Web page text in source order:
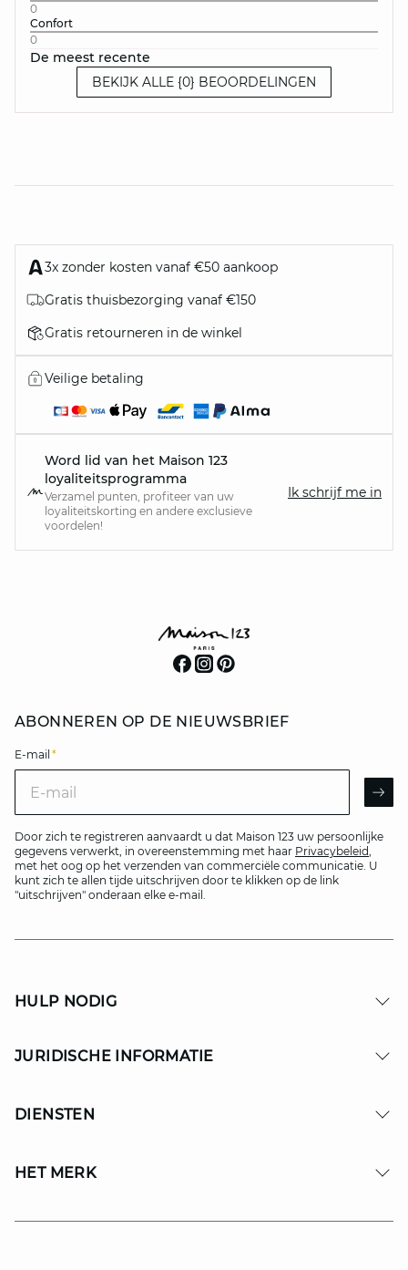
0
Confort
0
De meest recente
BEKIJK ALLE {0} BEOORDELINGEN
3x zonder kosten vanaf €50 aankoop
Gratis thuisbezorging vanaf €150
Gratis retourneren in de winkel
Veilige betaling
Word lid van het Maison 123
loyaliteitsprogramma
Verzamel punten, profiteer van uw
loyaliteitskorting en andere exclusieve
voordelen!
Ik schrijf me in
ABONNEREN OP DE NIEUWSBRIEF
E-mail *
Door zich te registreren aanvaardt u dat Maison 123 uw persoonlijke
gegevens verwerkt, in overeenstemming met haar Privacybeleid,
met het oog op het verzenden van commerciële communicatie. U
kunt zich te allen tijde uitschrijven door te klikken op de link
"uitschrijven" onderaan elke e-mail.
HULP NODIG
JURIDISCHE INFORMATIE
DIENSTEN
HET MERK